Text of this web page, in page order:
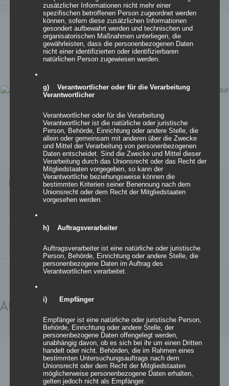
Inflatables easy CUDU
zur Wunschliste
Ähnliche Produkte
zusätzlicher Informationen nicht mehr einer
spezifischen betroffenen Person zugeordnet werden
können, sofern diese zusätzlichen Informationen
gesondert aufbewahrt werden und technischen und
organisatorischen Maßnahmen unterliegen, die
gewährleisten, dass die personenbezogenen Daten
nicht einer identifizierten oder identifizierbaren
natürlichen Person zugewiesen werden.
g) Verantwortlicher oder für die Verarbeitung
Verantwortlicher
Verantwortlicher oder für die Verarbeitung
Verantwortlicher ist die natürliche oder juristische
Person, Behörde, Einrichtung oder andere Stelle, die
allein oder gemeinsam mit anderen über die Zwecke
und Mittel der Verarbeitung von personenbezogenen
Daten entscheidet. Sind die Zwecke und Mittel dieser
Verarbeitung durch das Unionsrecht oder das Recht der
Mitgliedstaaten vorgegeben, so kann der
Verantwortliche beziehungsweise können die
bestimmten Kriterien seiner Benennung nach dem
Unionsrecht oder dem Recht der Mitgliedstaaten
vorgesehen werden.
h) Auftragsverarbeiter
Auftragsverarbeiter ist eine natürliche oder juristische
Person, Behörde, Einrichtung oder andere Stelle, die
personenbezogene Daten im Auftrag des
Verantwortlichen verarbeitet.
i) Empfänger
Empfänger ist eine natürliche oder juristische Person,
Behörde, Einrichtung oder andere Stelle, der
personenbezogene Daten offengelegt werden,
unabhängig davon, ob es sich bei ihr um einen Dritten
handelt oder nicht. Behörden, die im Rahmen eines
bestimmten Untersuchungsauftrags nach dem
Unionsrecht oder dem Recht der Mitgliedstaaten
möglicherweise personenbezogene Daten erhalten,
gelten jedoch nicht als Empfänger.